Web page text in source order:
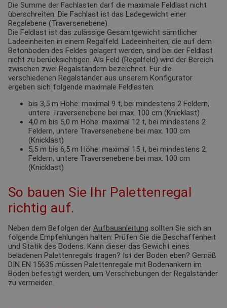
Die Summe der Fachlasten darf die maximale Feldlast nicht
überschreiten. Die Fachlast ist das Ladegewicht einer
Regalebene (Traversenebene).
Die Feldlast ist das zulässige Gesamtgewicht sämtlicher
Ladeeinheiten in einem Regalfeld. Ladeeinheiten, die auf dem
Betonboden des Feldes gelagert werden, sind bei der Feldlast
nicht zu berücksichtigen. Als Feld (Regalfeld) wird der Bereich
zwischen zwei Regalständern bezeichnet. Für die
verschiedenen Regalständer aus unserem Konfigurator
ergeben sich folgende maximale Feldlasten:
bis 3,5 m Höhe: maximal 9 t, bei mindestens 2 Feldern,
untere Traversenebene bei max. 100 cm (Knicklast)
4,0 m bis 5,0 m Höhe: maximal 12 t, bei mindestens 2
Feldern, untere Traversenebene bei max. 100 cm
(Knicklast)
5,5 m bis 6,5 m Höhe: maximal 15 t, bei mindestens 2
Feldern, untere Traversenebene bei max. 100 cm
(Knicklast)
So bauen Sie Ihr Palettenregal
richtig auf.
Neben dem Befolgen der Aufbauanleitung sollten Sie sich an
folgende Empfehlungen halten: Prüfen Sie die Beschaffenheit
und Statik des Bodens. Kann dieser das Gewicht eines
beladenen Palettenregals tragen? Ist der Boden eben? Gemäß
DIN EN 15635 müssen Palettenregale mit Bodenankern im
Boden befestigt werden, um Verschiebungen der Regalständer
zu vermeiden.